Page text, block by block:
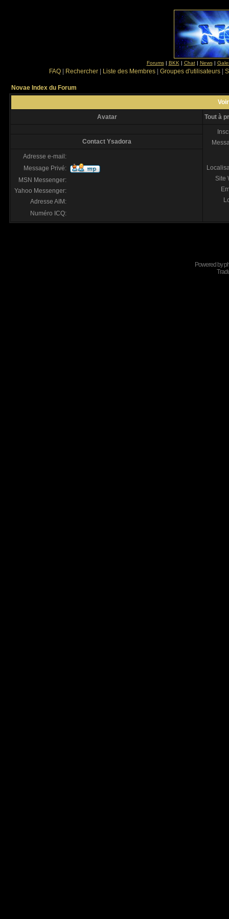
Forums| BKK | Chat| News|
FAQ Rechercher Liste des Membres Groupes d'utilisateurs
Novae Index du Forum
Avatar Tout à
Site
Contact Ysadora
Adresse e-mail:
Message Privé:
MSN Messenger:
Yahoo Messenger:
Adresse AIM:
Numéro ICQ:
Powered by